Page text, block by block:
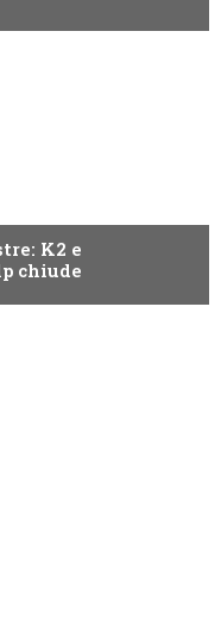
K2 e
chiude